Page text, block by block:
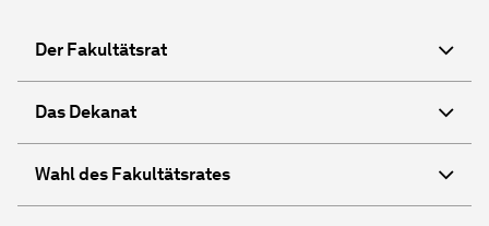
Der Fakultätsrat
Das Dekanat
Wahl des Fakultätsrates